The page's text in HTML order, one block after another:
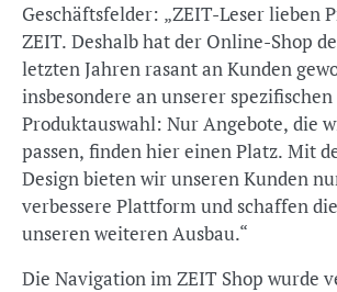
Geschäftsfelder: „ZEIT-Leser lieben
ZEIT. Deshalb hat der Online-Shop
letzten Jahren rasant an Kunden
insbesondere an unserer spezifischen
Produktauswahl: Nur Angebote, die
passen, finden hier einen Platz. Mit
Design bieten wir unseren Kunden
verbessere Plattform und schaffen
unseren weiteren Ausbau.“
Die Navigation im ZEIT Shop wurde